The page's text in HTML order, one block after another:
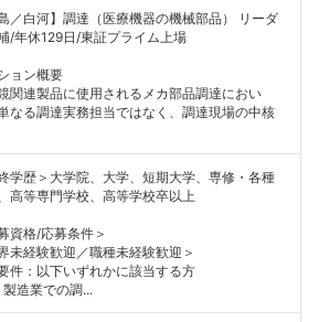
島／白河】調達（医療機器の機械部品） リーダ
/年休129日/東証プライム上場
ョン概要
関連製品に使用されるメカ部品調達におい
なる調達実務担当ではなく、調達現場の中核
学歴＞大学院、大学、短期大学、専修・各種
高等専門学校、高等学校卒以上
資格/応募条件＞
未経験歓迎／職種未経験歓迎＞
件：以下いずれかに該当する方
製造業での調...